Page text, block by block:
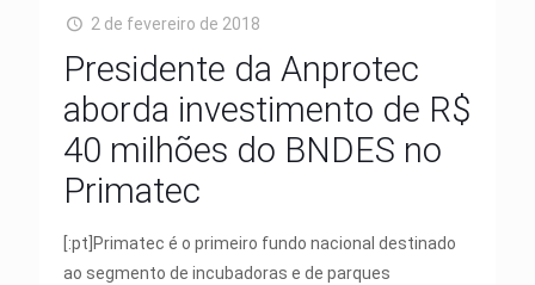
2 de fevereiro de 2018
Presidente da Anprotec
aborda investimento de R$
40 milhões do BNDES no
Primatec
[:pt]Primatec é o primeiro fundo nacional destinado
ao segmento de incubadoras e de parques